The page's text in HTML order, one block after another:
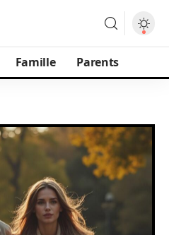
Famille Parents